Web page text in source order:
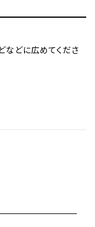
などに広めてくださ